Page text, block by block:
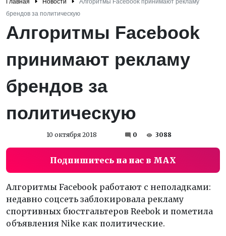
Главная Новости
Алгоритмы Facebook принимают рекламу
брендов за политическую
Алгоритмы Facebook
принимают рекламу
брендов за
политическую
10 октября 2018 0 3088
Подпишитесь на нас в MAX
Алгоритмы Facebook работают с неполадками:
недавно соцсеть заблокировала рекламу
спортивных бюстгальтеров Reebok и пометила
объявления Nike как политические.